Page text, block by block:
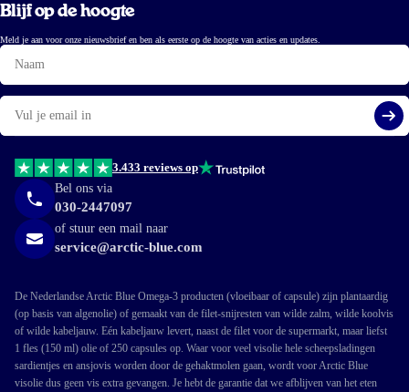
Blijf op de hoogte
Meld je aan voor onze nieuwsbrief en ben als eerste op de hoogte van acties en updates.
Naam
E-
mail
3.433 reviews op
Bel ons via
030-2447097
of stuur een mail naar
service@arctic-blue.com
De Nederlandse Arctic Blue Omega-3 producten (vloeibaar of capsule) zijn plantaardig
(op basis van algenolie) of gemaakt van de filet-snijresten van wilde zalm, wilde koolvis
of wilde kabeljauw. Eén kabeljauw levert, naast de filet voor de supermarkt, maar liefst
1 fles (150 ml) olie of 250 capsules op. Waar voor veel visolie hele scheepsladingen
sardientjes en ansjovis worden door de gehaktmolen gaan, wordt voor Arctic Blue
visolie dus geen vis extra gevangen. Je hebt de garantie dat we afblijven van het eten